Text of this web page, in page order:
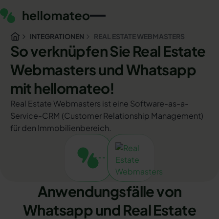
INTEGRATIONEN REAL ESTATE WEBMASTERS
So verknüpfen Sie Real Estate
Webmasters und Whatsapp
mit hellomateo!
Real Estate Webmasters ist eine Software-as-a-
Service-CRM (Customer Relationship Management)
für den Immobilienbereich.
Anwendungsfälle von
Whatsapp und Real Estate